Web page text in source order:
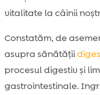
vitalitate la câinii
Constatăm, de
asupra sănătății
procesul digestiv și
gastrointestinale.